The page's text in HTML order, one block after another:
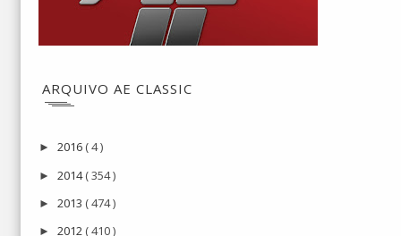
ARQUIVO AE CLASSIC
► 2016 ( 4 )
► 2014( 354 )
► 2013 ( 474 )
► 2012 ( 410 )